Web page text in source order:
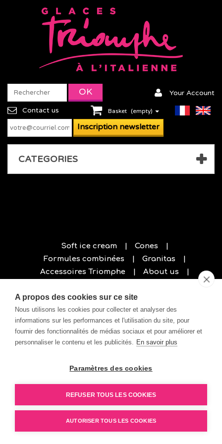
Your Account
Contact us Basket (empty)
CATEGORIES
Soft ice cream
Cones
Formules combinées
Granitas
Accessoires Triomphe
About us
A propos des cookies sur ce site
Nous utilisons les cookies pour collecter et analyser des
informations sur les performances et l'utilisation du site, pour
fournir des fonctionnalités de médias sociaux et pour améliorer et
personnaliser le contenu et les publicités. En savoir plus
Paramètres des cookies
REFUSER TOUS LES COOKIES
AUTORISER TOUS LES COOKIES